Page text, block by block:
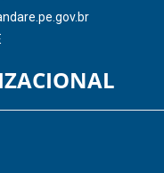
sobre novos Repasses
Feira,07 de agosto